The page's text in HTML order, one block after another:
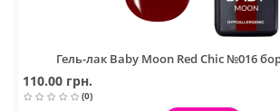
Гель-лак Baby Moon Red Chic №016
110.00 грн.
(0)